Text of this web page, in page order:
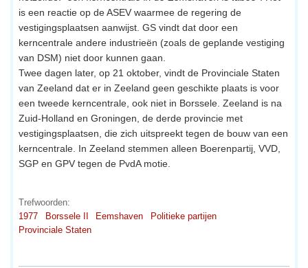
is een reactie op de ASEV waarmee de regering de
vestigingsplaatsen aanwijst. GS vindt dat door een
kerncentrale andere industrieën (zoals de geplande vestiging
van DSM) niet door kunnen gaan.
Twee dagen later, op 21 oktober, vindt de Provinciale Staten
van Zeeland dat er in Zeeland geen geschikte plaats is voor
een tweede kerncentrale, ook niet in Borssele. Zeeland is na
Zuid-Holland en Groningen, de derde provincie met
vestigingsplaatsen, die zich uitspreekt tegen de bouw van een
kerncentrale. In Zeeland stemmen alleen Boerenpartij, VVD,
SGP en GPV tegen de PvdA motie.
Trefwoorden:
1977
Borssele II Eemshaven
Politieke partijen
Provinciale Staten